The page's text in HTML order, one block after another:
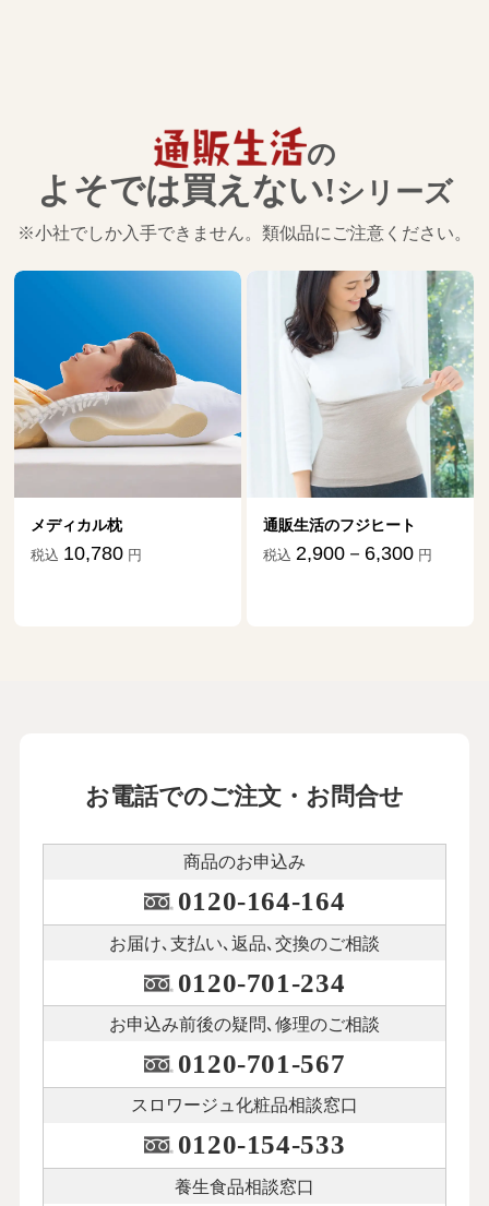
の
よそでは買えない!シリーズ
※小社でしか入手できません。類似品にご注意ください。
メディカル枕
税込 10,780 円
通販生活のフジヒート
税込 2,900－6,300 円
お電話でのご注文・お問合せ
商品のお申込み
0120-164-164
お届け､支払い､ 返品､交換のご相談
0120-701-234
お申込み前後の疑問､修理のご相談
0120-701-567
スロワージュ化粧品相談窓口
0120-154-533
養生食品相談窓口